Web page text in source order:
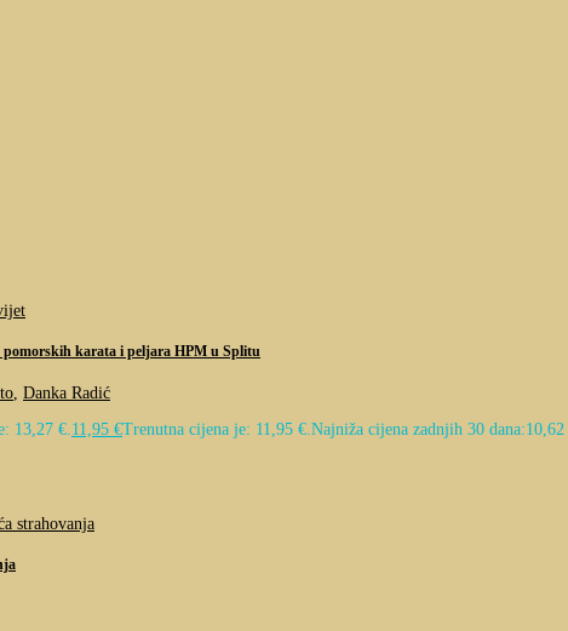
karata i peljara HPM u Splitu
Danka Radić
13,27 €. 11,95 €Trenutna cijena je: 11,95 €. Najniža cijena zadnjih 30 dana:10,62